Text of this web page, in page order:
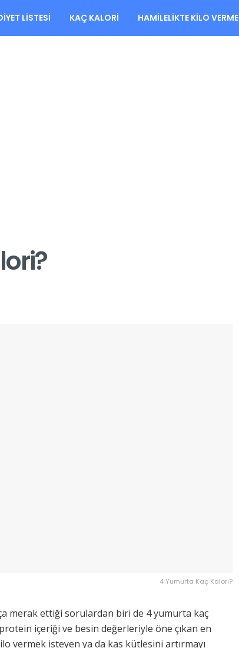
LISTESI KAÇ KALORI HAMILELIKTE KILO VERME
4 Yumurta Kaç Kalori?
merak ettiği sorulardan biri de 4 yumurta kaç
içeriği ve besin değerleriyle öne çıkan en
vermek isteyen ya da kas kütlesini artırmayı